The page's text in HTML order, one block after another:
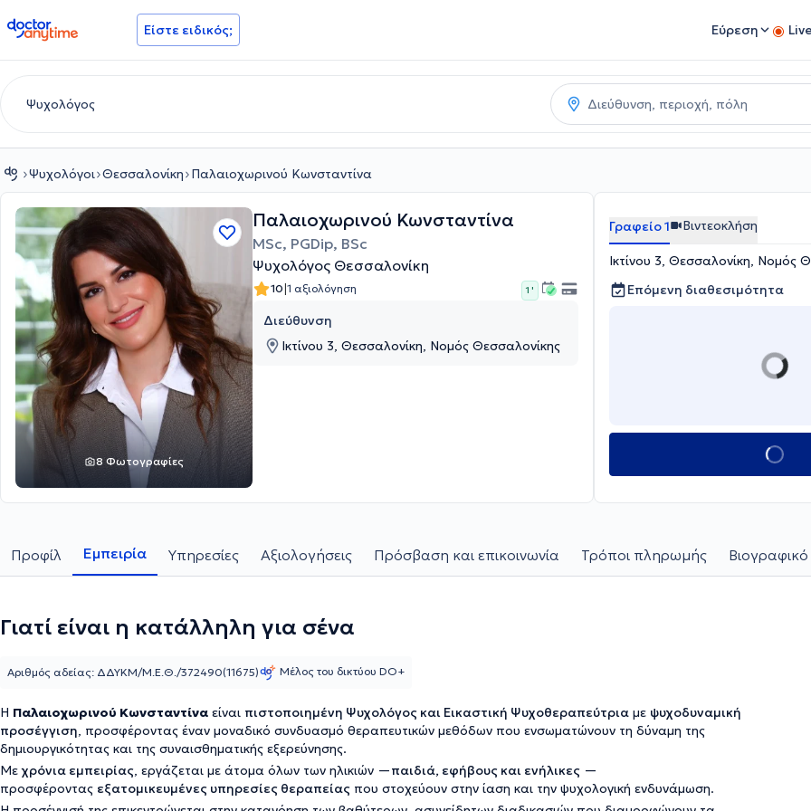
doctoranytime Είστε ειδικός; Εύρεση
Ψυχολόγοι Θεσσαλονίκη Παλαιοχωρινού Κωνσταντίνα
8 Φωτογραφίες
Παλαιοχωρινού Κωνσταντίνα
MSc, PGDip, BSc
Ψυχολόγος Θεσσαλονίκη
10|1 αξιολόγηση 1 '
Διεύθυνση
Ικτίνου 3, Θεσσαλονίκη, Νομός Θεσσαλονίκης
Γραφείο 1 Βιντεοκλήση
Ικτίνου 3, Θεσσαλονίκη, Νομός
Επόμενη διαθεσιμότητα
Προφίλ Εμπειρία Υπηρεσίες Αξιολογήσεις Πρόσβαση και επικοινωνία Τρόποι πληρωμής
Γιατί είναι η κατάλληλη για σένα
Η Παλαιοχωρινού Κωνσταντίνα είναι πιστοποιημένη Ψυχολόγος και Εικαστική Ψυχοθεραπεύτρια με ψυχοδυναμική
προσέγγιση, προσφέροντας έναν μοναδικό συνδυασμό θεραπευτικών μεθόδων που ενσωματώνουν τη δύναμη της
δημιουργικότητας και της συναισθηματικής εξερεύνησης.
Μεχρόνια εμπειρίας, εργάζεται με άτομα όλων των ηλικιών —παιδιά, εφήβους και ενήλικες —
προσφέροντας εξατομικευμένες υπηρεσίες θεραπείας που στοχεύουν στην ίαση και την ψυχολογική ενδυνάμωση.
Αριθμός αδείας: ΔΔΥΚΜ/Μ.Ε.Θ./372490(11675) Μέλος του δικτύου DO+